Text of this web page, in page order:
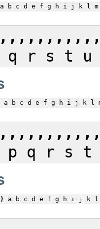
a b c d e f g h i j k l
q r s t u
a b c d e f g h i j k l
p q r s t
a b c d e f g h i j k l